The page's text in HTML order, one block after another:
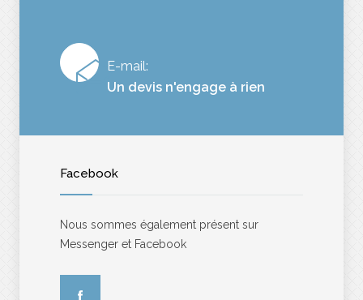
E-mail:
Un devis n'engage à rien
Facebook
Nous sommes également présent sur
Messenger et Facebook